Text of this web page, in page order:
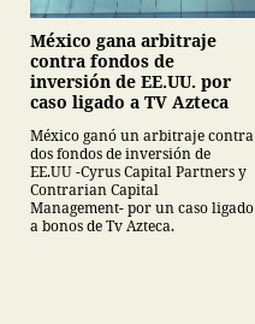
México gana arbitraje
contra fondos de
inversión de EE.UU. por
caso ligado a TV Azteca
México ganó un arbitraje contra
dos fondos de inversión de
EE.UU -Cyrus Capital Partners y
Contrarian Capital
Management- por un caso ligado
a bonos de Tv Azteca.